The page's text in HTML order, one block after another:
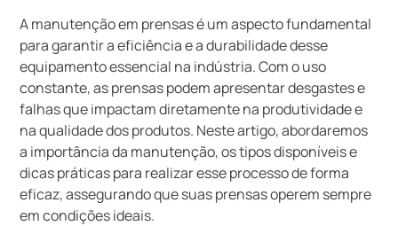
A manutenção em prensas é um aspecto fundamental
para garantir a eficiência e a durabilidade desse
equipamento essencial na indústria. Com o uso
constante, as prensas podem apresentar desgastes e
falhas que impactam diretamente na produtividade e
na qualidade dos produtos. Neste artigo, abordaremos
a importância da manutenção, os tipos disponíveis e
dicas práticas para realizar esse processo de forma
eficaz, assegurando que suas prensas operem sempre
em condições ideais.